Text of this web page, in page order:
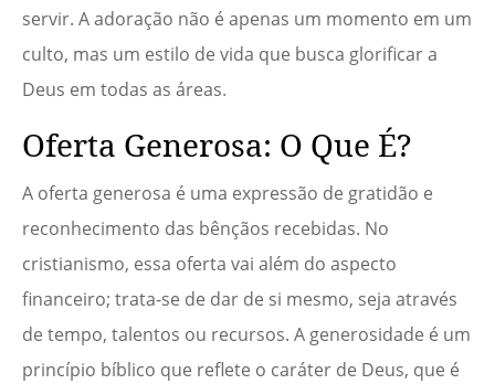
servir. A adoração não é apenas um momento em um
culto, mas um estilo de vida que busca glorificar a
Deus em todas as áreas.
Oferta Generosa: O Que É?
A oferta generosa é uma expressão de gratidão e
reconhecimento das bênçãos recebidas. No
cristianismo, essa oferta vai além do aspecto
financeiro; trata-se de dar de si mesmo, seja através
de tempo, talentos ou recursos. A generosidade é um
princípio bíblico que reflete o caráter de Deus, que é